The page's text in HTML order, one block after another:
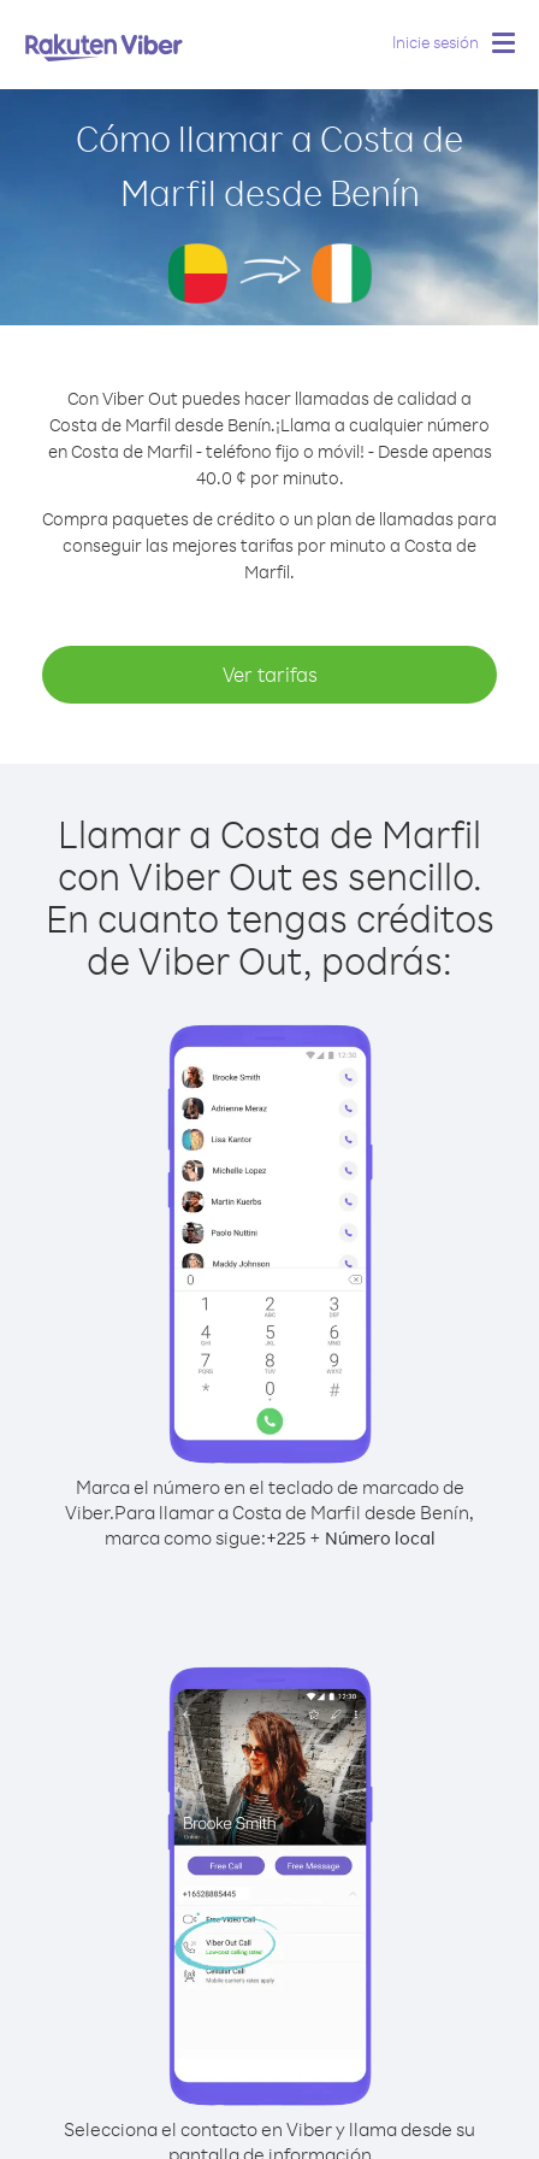
Inicie sesión
Cómo llamar a Costa de
Marfil desde Benín
Con Viber Out puedes hacer llamadas de calidad a
Costa de Marfil desde Benín.¡Llama a cualquier número
en Costa de Marfil - teléfono fijo o móvil! - Desde apenas
40.0 ¢ por minuto.
Compra paquetes de crédito o un plan de llamadas para
conseguir las mejores tarifas por minuto a Costa de
Marfil.
Ver tarifas
Llamar a Costa de Marfil
con Viber Out es sencillo.
En cuanto tengas créditos
de Viber Out, podrás:
Marca el número en el teclado de marcado de
Viber.Para llamar a Costa de Marfil desde Benín,
marca como sigue:+225+ Número local
Selecciona el contacto en Viber y llama desde su
pantalla de información